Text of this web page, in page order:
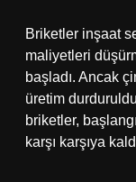
Briketler inşaat
maliyetleri
başladı. Ancak
üretim
briketler,
karşı karşıya